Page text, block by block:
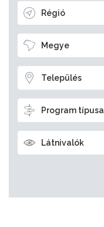
Régió
Megye
Település
Program típusa
Látnivalók